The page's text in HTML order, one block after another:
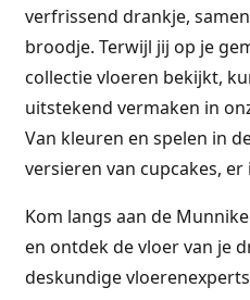
verfrissend drankje,
broodje. Terwijl jij op je
collectie vloeren bekijkt,
uitstekend vermaken in
Van kleuren en spelen in
versieren van cupcakes,
Kom langs aan de
en ontdek de vloer van je
deskundige